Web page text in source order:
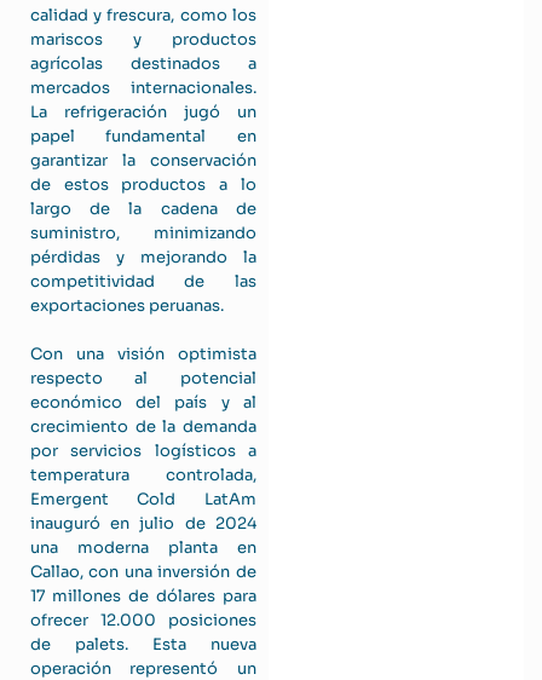
calidad y frescura, como los
mariscos y productos
agrícolas destinados a
mercados internacionales.
La refrigeración jugó un
papel fundamental en
garantizar la conservación
de estos productos a lo
largo de la cadena de
suministro, minimizando
pérdidas y mejorando la
competitividad de las
exportaciones peruanas.
Con una visión optimista
respecto al potencial
económico del país y al
crecimiento de la demanda
por servicios logísticos a
temperatura controlada,
Emergent Cold LatAm
inauguró en julio de 2024
una moderna planta en
Callao, con una inversión de
17 millones de dólares para
ofrecer 12.000 posiciones
de palets. Esta nueva
operación representó un